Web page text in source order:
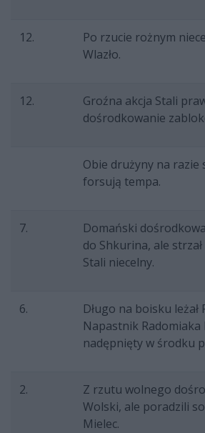
12.
Po rzucie rożnym
Wlazło.
12.
Groźna akcja Stali
dośrodkowanie
Obie drużyny na razie
forsują tempa.
7.
Domański
do Shkurina, ale
Stali niecelny.
6.
Długo na boisku
Napastnik Radomiaka
nadępnięty w środku
2.
Z rzutu wolnego
Wolski, ale poradzili
Mielec.